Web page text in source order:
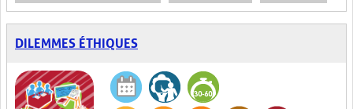
DILEMMES ÉTHIQUES